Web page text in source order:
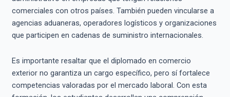
comerciales con otros países. También pueden vincularse a
agencias aduaneras, operadores logísticos y organizaciones
que participen en cadenas de suministro internacionales.
Es importante resaltar que el diplomado en comercio
exterior no garantiza un cargo específico, pero sí fortalece
competencias valoradas por el mercado laboral. Con esta